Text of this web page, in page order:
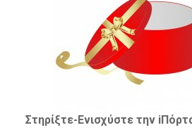
Στηρίξτε- Ενισχύστετην